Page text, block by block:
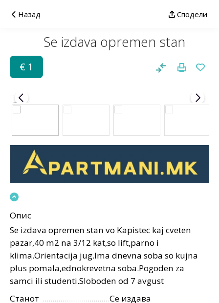
Назад Сподели
Se izdava opremen stan
€ 1
Опис
Se izdava opremen stan vo Kapistec kaj cveten
pazar,40 m2 na 3/12 kat,so lift,parno i
klima.Orientacija jug.Ima dnevna soba so kujna
plus pomala,ednokrevetna soba.Pogoden za
samci ili studenti.Sloboden od 7 avgust
Станот
Се издава